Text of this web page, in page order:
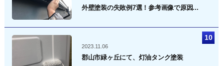
外壁塗装の失敗例7選！参考画像で原因...
2023.11.06
郡山市緑ヶ丘にて、灯油タンク塗装